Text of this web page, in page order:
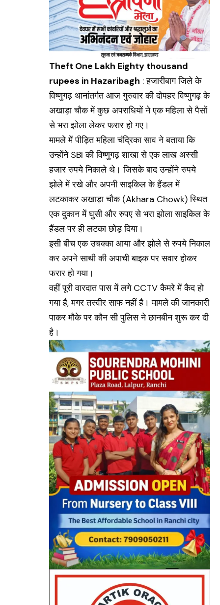
Theft One Lakh Eighty thousand
rupees in Hazaribagh : हजारीबाग जिले के
विष्णुगढ़ थानांतर्गत आज गुरुवार की दोपहर विष्णुगढ़ के
अखाड़ा चौक में कुछ अपराधियों ने एक महिला से पैसों
से भरा झोला लेकर फरार हो गए।
मामले में पीड़ित महिला चंद्रिका साव ने बताया कि
उन्होंने SBI की विष्णुगढ़ शाखा से एक लाख अस्सी
हजार रुपये निकाले थे। जिसके बाद उन्होंने रुपये
झोले में रखे और अपनी साइकिल के हैंडल में
लटकाकर अखाड़ा चौक (Akhara Chowk) स्थित
एक दुकान में घुसी और रुपए से भरा झोला साइकिल के
हैंडल पर ही लटका छोड़ दिया।
इसी बीच एक उचक्का आया और झोले से रुपये निकाल
कर अपने साथी की अपाची बाइक पर सवार होकर
फरार हो गया।
वहीं पूरी वारदात पास में लगे CCTV कैमरे में कैद हो
गया है, मगर तस्वीर साफ नहीं है। मामले की जानकारी
पाकर मौके पर कौन सी पुलिस ने छानबीन शुरू कर दी
है।